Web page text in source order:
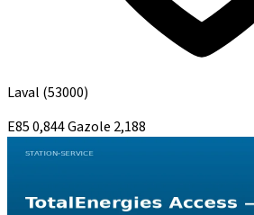
Laval (53000)
E850,844Gazole 2,188